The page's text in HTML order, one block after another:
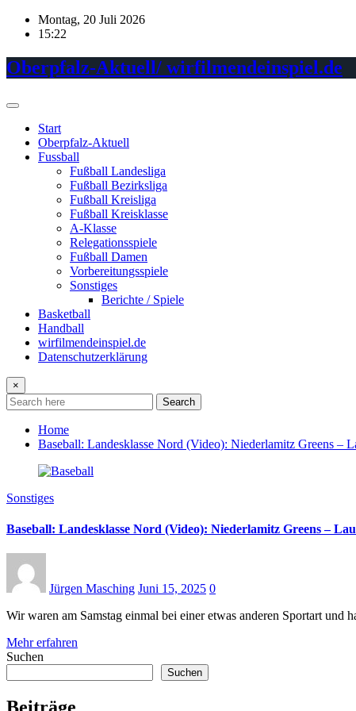
Skip
Montag, 20 Juli 2026
15:22
Oberpfalz-Aktuell/ wirfilmendeinspiel.de
Start
Oberpfalz-Aktuell
Fussball
Fußball Landesliga
Fußball Bezirksliga
Fußball Kreisliga
Fußball Kreisklasse
A-Klasse
Relegationsspiele
Fußball Damen
Vorbereitungsspiele
Sonstiges
Berichte / Spiele
Basketball
Handball
wirfilmendeinspiel.de
Datenschutzerklärung
×
Search
Home
Baseball: Landesklasse Nord (Video): Niederlamitz Greens –
Sonstiges
Baseball: Landesklasse Nord (Video): Niederlamitz Greens –
Jürgen Masching Juni 15, 2025 0
Wir waren am Samstag einmal bei einer etwas anderen Sportart
Mehr erfahren
Suchen
Suchen